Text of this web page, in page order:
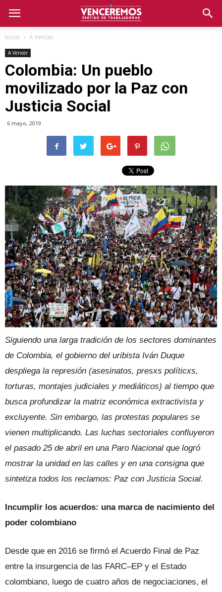
Inicio A Vencer
A Vencer
Colombia: Un pueblo
movilizado por la Paz con
Justicia Social
6 mayo, 2019
Siguiendo una larga tradición de los sectores dominantes
de Colombia, el gobierno del uribista Iván Duque
despliega la represión (asesinatos, presxs políticxs,
torturas, montajes judiciales y mediáticos) al tiempo que
busca profundizar la matriz económica extractivista y
excluyente. Sin embargo, las protestas populares se
vienen multiplicando. Las luchas sectoriales confluyeron
el pasado 25 de abril en una Paro Nacional que logró
mostrar la unidad en las calles y en una consigna que
sintetiza todos los reclamos: Paz con Justicia Social.
Incumplir los acuerdos: una marca de nacimiento del
poder colombiano
Desde que en 2016 se firmó el Acuerdo Final de Paz
entre la insurgencia de las FARC–EP y el Estado
colombiano, luego de cuatro años de negociaciones, el